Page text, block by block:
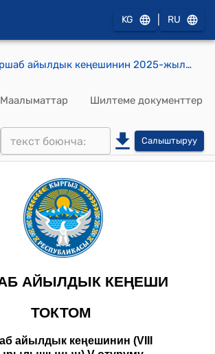
KG RU
Куршаб айылдык кеңешинин 2025-жылдын 25-июну № 22 Куршаб айыл аймагында кошумча жаңы участкалык шайлоо комиссиясын түзүү жана курамын, резервин бекитүү жөнүндө токтому
Маалыматтар Шилтеме документтер
Салыштыруу